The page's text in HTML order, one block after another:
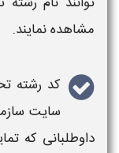
مشاهده نمایند.
کد رشته
سایت
داوطلبانی که